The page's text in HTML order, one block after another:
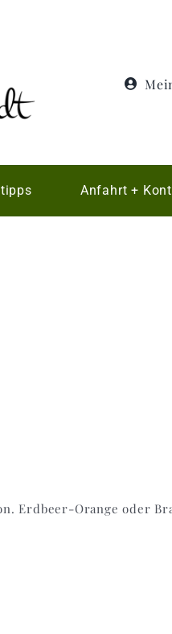
Anfahrt +
Erdbeer-Orange oder